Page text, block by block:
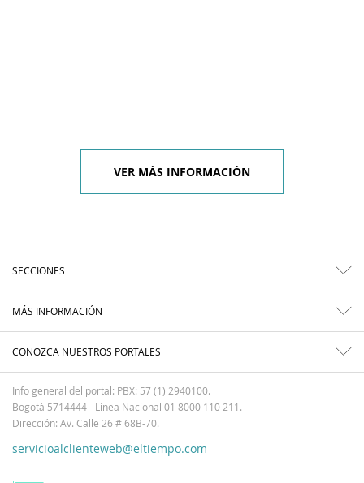
VER MÁS INFORMACIÓN
SECCIONES
MÁS INFORMACIÓN
CONOZCA NUESTROS PORTALES
Info general del portal: PBX: 57 (1) 2940100.
Bogotá 5714444 - Línea Nacional 01 8000 110 211.
Dirección: Av. Calle 26 # 68B-70.
servicioalclienteweb@eltiempo.com